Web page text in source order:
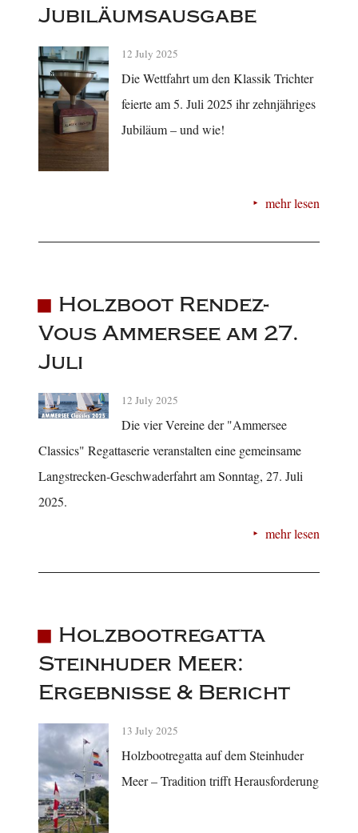
Jubiläumsausgabe
12 July 2025
Die Wettfahrt um den Klassik Trichter
feierte am 5. Juli 2025 ihr zehnjähriges
Jubiläum – und wie!
mehr lesen
Holzboot Rendez-
Vous Ammersee am 27.
Juli
12 July 2025
Die vier Vereine der "Ammersee
Classics" Regattaserie veranstalten eine gemeinsame
Langstrecken-Geschwaderfahrt am Sonntag, 27. Juli
2025.
mehr lesen
Holzbootregatta
Steinhuder Meer:
Ergebnisse & Bericht
13 July 2025
Holzbootregatta auf dem Steinhuder
Meer – Tradition trifft Herausforderung